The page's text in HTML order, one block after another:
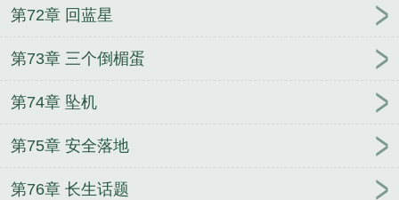
第72章 回蓝星
第73章 三个倒楣蛋
第74章 坠机
第75章 安全落地
第76章 长生话题